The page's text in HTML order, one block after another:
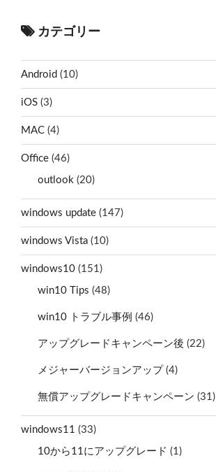
カテゴリー
Android (10)
iOS (3)
MAC (4)
Office (46)
outlook (20)
windows update (147)
windows Vista (10)
windows10 (151)
win10 Tips (48)
win10 トラブル事例 (46)
アップグレードキャンペーン後 (22)
メジャーバージョンアップ (4)
無償アップグレードキャンペーン (31)
windows11 (33)
10から11にアップグレード (1)